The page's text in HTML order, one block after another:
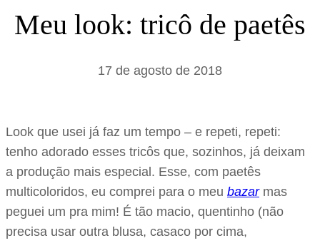
a
Meu look: tricô de paetês
17 de agosto de 2018
Look que usei já faz um tempo – e repeti, repeti:
tenho adorado esses tricôs que, sozinhos, já deixam
a produção mais especial. Esse, com paetês
multicoloridos, eu comprei para o meu bazarmas
peguei um pra mim! É tão macio, quentinho (não
precisa usar outra blusa, casaco por cima,